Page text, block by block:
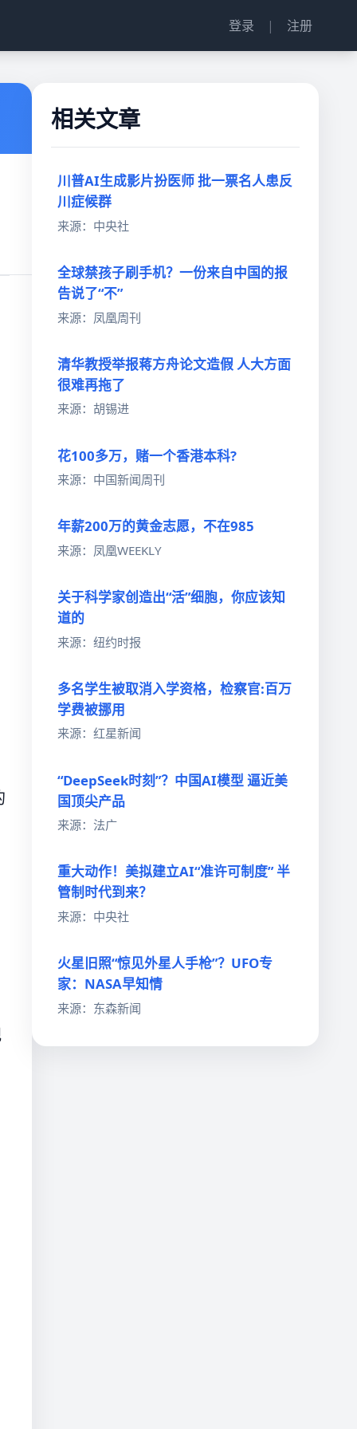
登录 | 注册
相关文章
川普AI生成影片扮医师 批一票名人患反
川症候群
来源：中央社
全球禁孩子刷手机？一份来自中国的报
告说了“不”
来源：凤凰周刊
清华教授举报蒋方舟论文造假 人大方面
很难再拖了
来源：胡锡进
花100多万，赌一个香港本科?
来源：中国新闻周刊
年薪200万的黄金志愿，不在985
来源：凤凰WEEKLY
关于科学家创造出“活”细胞，你应该知
道的
来源：纽约时报
多名学生被取消入学资格，检察官:百万
学费被挪用
来源：红星新闻
“DeepSeek时刻”？中国AI模型 逼近美
国顶尖产品
来源：法广
重大动作！美拟建立AI“准许可制度” 半
管制时代到来？
来源：中央社
火星旧照“惊见外星人手枪”？UFO专
家：NASA早知情
来源：东森新闻